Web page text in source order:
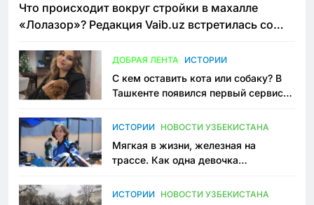
Что происходит вокруг стройки в махалле
«Лолазор»? Редакция Vaib.uz встретилась со
ДОБРАЯ ЛЕНТА ИСТОРИИ
С кем оставить кота или собаку? В
Ташкенте появился первый сервис
ИСТОРИИ НОВОСТИ УЗБЕКИСТАНА
Мягкая в жизни, железная на
трассе. Как одна девочка
Узбекистане
ИСТОРИИ НОВОСТИ УЗБЕКИСТАНА